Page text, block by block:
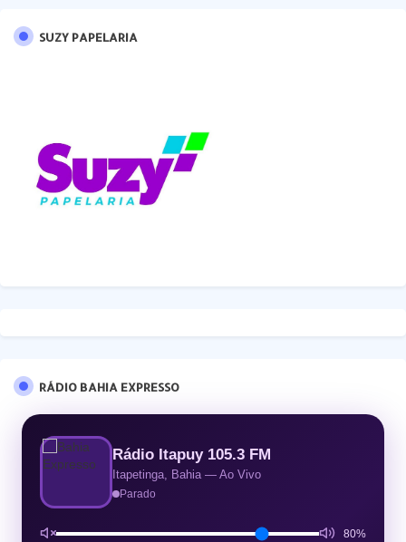
SUZY PAPELARIA
RÁDIO BAHIA EXPRESSO
Rádio Itapuy 105.3 FM
Itapetinga, Bahia — Ao Vivo
Parado
80%